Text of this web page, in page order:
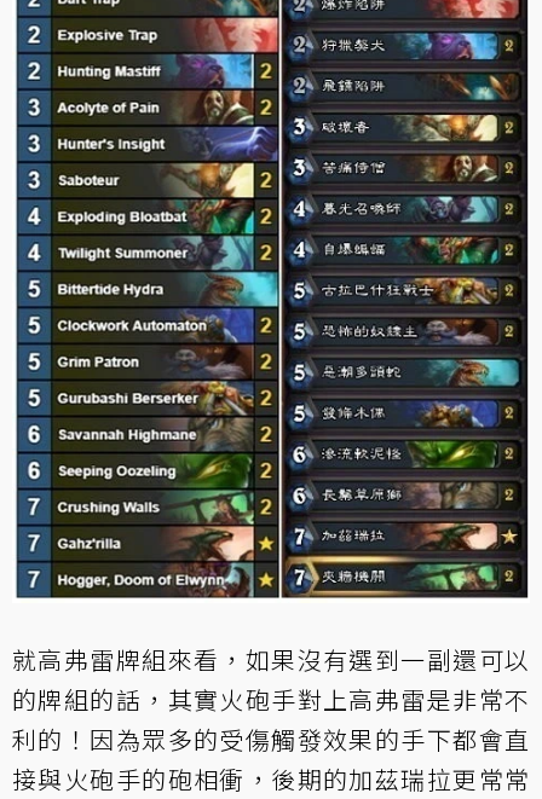
就高弗雷牌組來看，如果沒有選到一副還可以
的牌組的話，其實火砲手對上高弗雷是非常不
利的！因為眾多的受傷觸發效果的手下都會直
接與火砲手的砲相衝，後期的加茲瑞拉更常常